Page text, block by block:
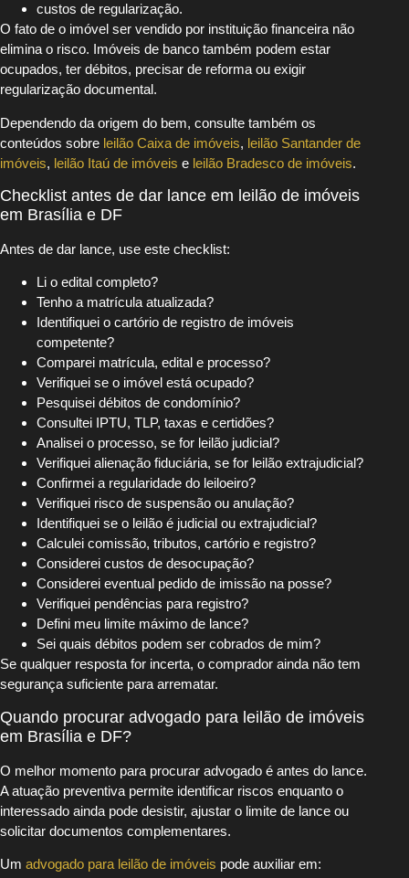
custos de regularização.
O fato de o imóvel ser vendido por instituição financeira não
elimina o risco. Imóveis de banco também podem estar
ocupados, ter débitos, precisar de reforma ou exigir
regularização documental.
Dependendo da origem do bem, consulte também os
conteúdos sobre leilão Caixa de imóveis, leilão Santander de
imóveis, leilão Itaú de imóveis e leilão Bradesco de imóveis.
Checklist antes de dar lance em leilão de imóveis
em Brasília e DF
Antes de dar lance, use este checklist:
Li o edital completo?
Tenho a matrícula atualizada?
Identifiquei o cartório de registro de imóveis
competente?
Comparei matrícula, edital e processo?
Verifiquei se o imóvel está ocupado?
Pesquisei débitos de condomínio?
Consultei IPTU, TLP, taxas e certidões?
Analisei o processo, se for leilão judicial?
Verifiquei alienação fiduciária, se for leilão extrajudicial?
Confirmei a regularidade do leiloeiro?
Verifiquei risco de suspensão ou anulação?
Identifiquei se o leilão é judicial ou extrajudicial?
Calculei comissão, tributos, cartório e registro?
Considerei custos de desocupação?
Considerei eventual pedido de imissão na posse?
Verifiquei pendências para registro?
Defini meu limite máximo de lance?
Sei quais débitos podem ser cobrados de mim?
Se qualquer resposta for incerta, o comprador ainda não tem
segurança suficiente para arrematar.
Quando procurar advogado para leilão de imóveis
em Brasília e DF?
O melhor momento para procurar advogado é antes do lance.
A atuação preventiva permite identificar riscos enquanto o
interessado ainda pode desistir, ajustar o limite de lance ou
solicitar documentos complementares.
Um advogado para leilão de imóveis pode auxiliar em: